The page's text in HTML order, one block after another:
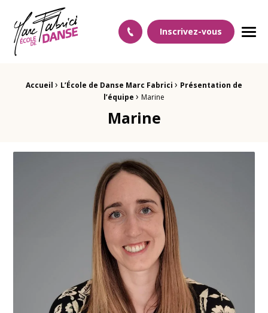
Ecole Danse Mulhouse Ecole de danse à Mulhouse
Inscrivez-vous
Fil d'Ariane :
Accueil › L’École de Danse Marc Fabrici › Présentation de
l’équipe › Marine
Marine